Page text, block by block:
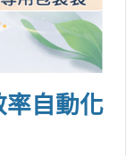
率自動化